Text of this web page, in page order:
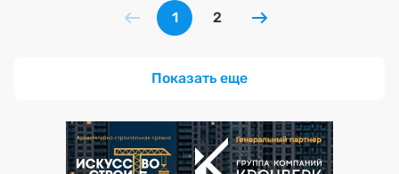
1 2
Показать еще